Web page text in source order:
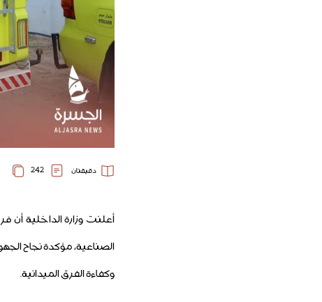
دقيقتان
أعلنت وزارة الداخلية
الصناعية، مؤكدة نجاح
وكفاءة الفرق الميدانية.